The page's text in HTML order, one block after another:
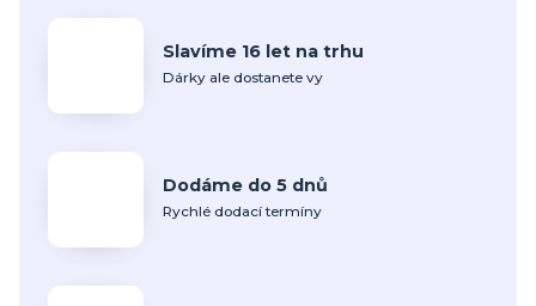
Slavíme 16 let na trhu
Dárky ale dostanete vy
Dodáme do 5 dnů
Rychlé dodací termíny